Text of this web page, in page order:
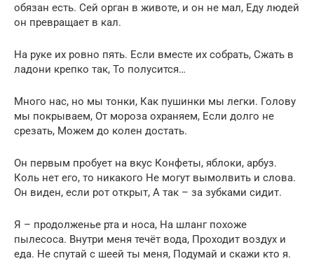
обязан есть. Сей орган в животе, и он не мал, Еду людей
он превращает в кал.
На руке их ровно пять. Если вместе их собрать, Сжать в
ладони крепко так, То полусится…
Много нас, но мы тонки, Как пушинки мы легки. Голову
мы покрываем, От мороза охраняем, Если долго не
срезать, Можем до колен достать.
Он первым пробует на вкус Конфеты, яблоки, арбуз.
Коль нет его, то никакого Не могут вымолвить и слова.
Он виден, если рот открыт, А так – за зубками сидит.
Я – продолженье рта и носа, На шланг похоже
пылесоса. Внутри меня течёт вода, Проходит воздух и
еда. Не спутай с шеей ты меня, Подумай и скажи кто я.